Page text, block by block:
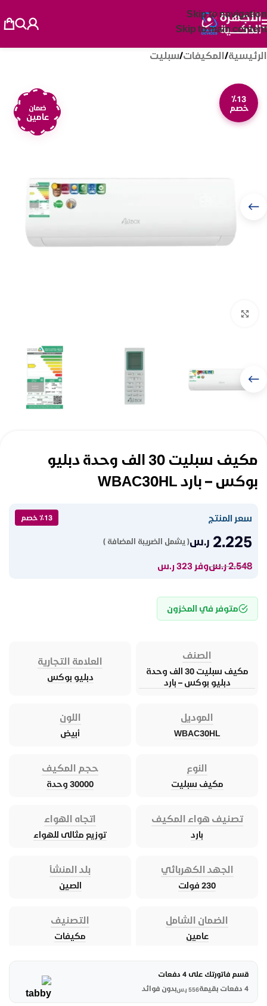
Skip to navigation
Skip to main content
الرئيسية/المكيفات/سبليت
٪13
خصم
ضمان
عامين
مكيف سبليت 30 الف وحدة دبليو
بوكس – بارد WBAC30HL
سعر المنتج ٪13 خصم
2.225 ر.س( يشمل الضريبة المضافة )
2.548ر.سوفر 323 ر.س
متوفر في المخزون
الصنف
مكيف سبليت 30 الف وحدة
دبليو بوكس – بارد
العلامة التجارية
دبليو بوكس
الموديل
WBAC30HL
اللون
أبيض
النوع
مكيف سبليت
حجم المكيف
30000 وحدة
تصنيف هواء المكيف
بارد
اتجاه الهواء
توزيع مثالى للهواء
الجهد الكهربائي
230 فولت
بلد المنشأ
الصين
الضمان الشامل
عامين
التصنيف
مكيفات
قسم فاتورتك على 4 دفعات
4 دفعات بقيمة
556 ر.سبدون فوائد